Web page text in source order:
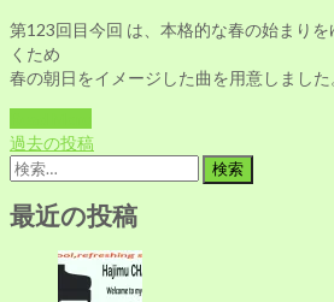
第123回目今回 は、本格的な春の始まり
くため
春の朝日をイメージした曲を用意しました
投
稿
ナ
ビ
ゲ
過去の投稿
検
最近の投稿